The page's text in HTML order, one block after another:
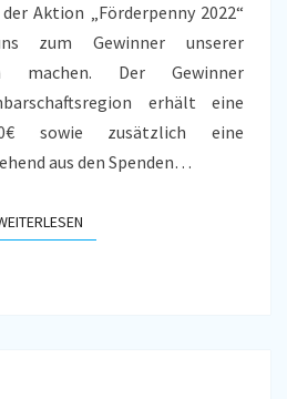
Aktion „Förderpenny 2022“
zum Gewinner unserer
machen. Der Gewinner
erhält eine
sowie zusätzlich eine
aus den Spenden…
WEITERLESEN